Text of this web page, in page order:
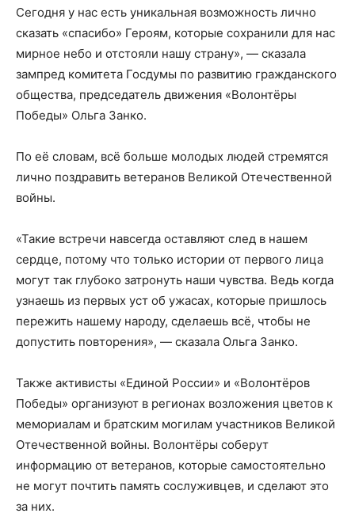
Сегодня у нас есть уникальная возможность лично
сказать «спасибо» Героям, которые сохранили для нас
мирное небо и отстояли нашу страну», — сказала
зампред комитета Госдумы по развитию гражданского
общества, председатель движения «Волонтёры
Победы» Ольга Занко.
По её словам, всё больше молодых людей стремятся
лично поздравить ветеранов Великой Отечественной
войны.
«Такие встречи навсегда оставляют след в нашем
сердце, потому что только истории от первого лица
могут так глубоко затронуть наши чувства. Ведь когда
узнаешь из первых уст об ужасах, которые пришлось
пережить нашему народу, сделаешь всё, чтобы не
допустить повторения», — сказала Ольга Занко.
Также активисты «Единой России» и «Волонтёров
Победы» организуют в регионах возложения цветов к
мемориалам и братским могилам участников Великой
Отечественной войны. Волонтёры соберут
информацию от ветеранов, которые самостоятельно
не могут почтить память сослуживцев, и сделают это
за них.